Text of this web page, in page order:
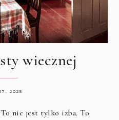
wiecznej
2025
nie jest tylko izba. To